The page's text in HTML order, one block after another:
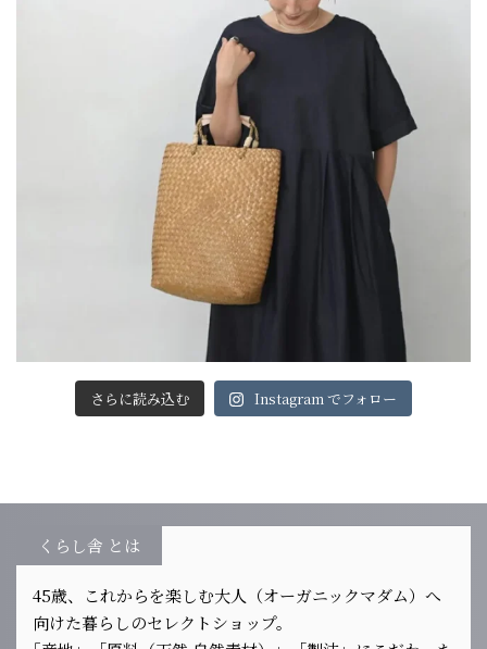
さらに読み込む Instagram でフォロー
くらし舎 とは
45歳、これからを楽しむ大人（オーガニックマダム）へ
向けた暮らしのセレクトショップ。